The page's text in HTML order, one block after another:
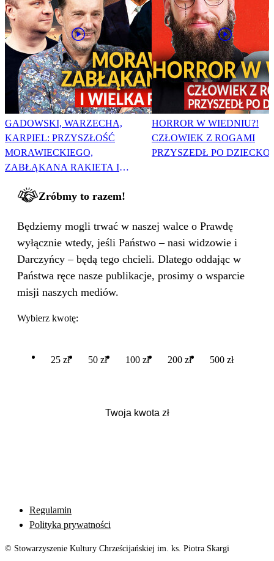
GADOWSKI, WARZECHA,
KARPIEL: PRZYSZŁOŚĆ
MORAWIECKIEGO,
ZABŁĄKANA RAKIETA I
HORROR W WIEDNIU?!
CZŁOWIEK Z ROGAMI
PRZYSZEDŁ PO DZIECKO
Zróbmy to razem!
Będziemy mogli trwać w naszej walce o Prawdę
wyłącznie wtedy, jeśli Państwo – nasi widzowie i
Darczyńcy – będą tego chcieli. Dlatego oddając w
Państwa ręce nasze publikacje, prosimy o wsparcie
misji naszych mediów.
Wybierz kwotę:
25 zł 50 zł 100 zł 200 zł 500 zł
Regulamin
Polityka prywatności
© Stowarzyszenie Kultury Chrześcijańskiej im. ks. Piotra Skargi